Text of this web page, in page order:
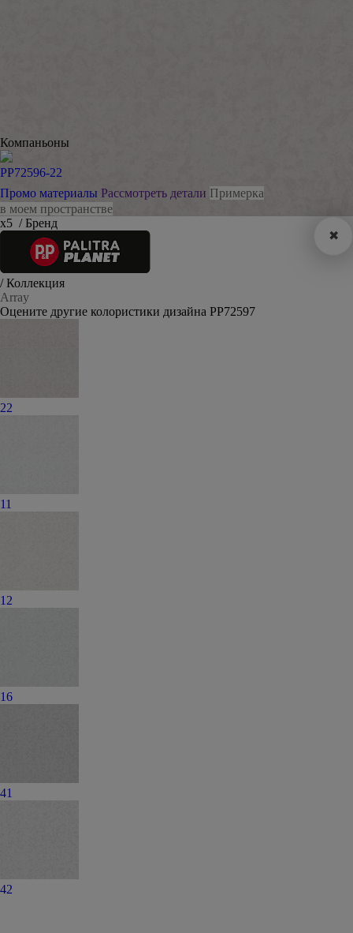
Компаньоны
PP72596-22
Промо материалы Рассмотреть детали Примерка
в моем пространстве
х5
✖
/ Бренд
/ Коллекция
Array
Оцените другие колористики дизайна PP72597
22
11
12
16
41
42